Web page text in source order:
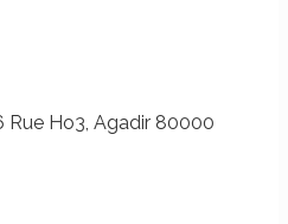
Rue Ho3, Agadir 80000